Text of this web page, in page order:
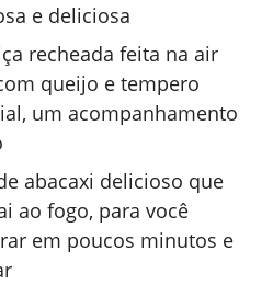
e deliciosa
recheada feita na air
queijo e tempero
um acompanhamento
abacaxi delicioso que
ao fogo, para você
em poucos minutos e